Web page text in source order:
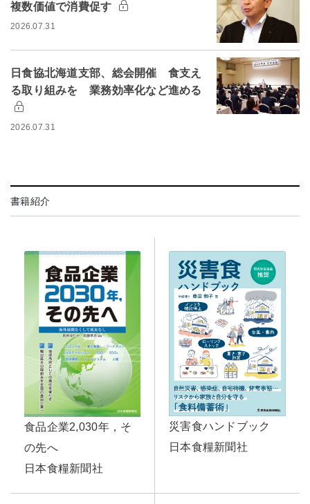
複数価値で消費促す
2026.07.31
日食協北海道支部、総会開催 食支え
る取り組みを 業務効率化など進める
2026.07.31
書籍紹介
食品企業2,030年，そ
の先へ
日本食糧新聞社
災害食ハンドブック
日本食糧新聞社